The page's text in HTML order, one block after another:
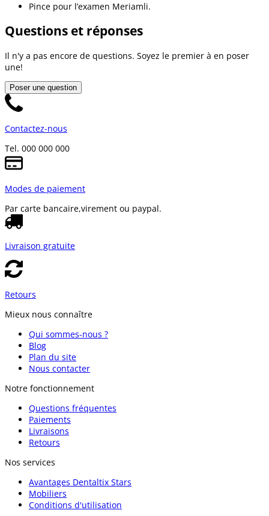
Pince pour l’examen Meriamli.
Questions et réponses
Il n'y a pas encore de questions. Soyez le premier à en poser
une!
Poser une question
Contactez-nous
Tel. 000 000 000
Modes de paiement
Par carte bancaire,virement ou paypal.
Livraison gratuite
Retours
Mieux nous connaître
Qui sommes-nous ?
Blog
Plan du site
Nous contacter
Notre fonctionnement
Questions fréquentes
Paiements
Livraisons
Retours
Nos services
Avantages Dentaltix Stars
Mobiliers
Conditions d'utilisation